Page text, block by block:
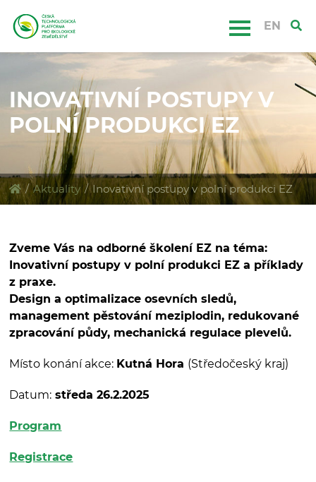
EN
INOVATIVNÍ POSTUPY V
POLNÍ PRODUKCI EZ
/ Aktuality / Inovativní postupy v polní produkci EZ
Zveme Vás na odborné školení EZ na téma:
Inovativní postupy v polní produkci EZ a příklady
z praxe.
Design a optimalizace osevních sledů,
management pěstování meziplodin, redukované
zpracování půdy, mechanická regulace plevelů.
Místo konání akce: Kutná Hora (Středočeský kraj)
Datum: středa 26.2.2025
Program
Registrace